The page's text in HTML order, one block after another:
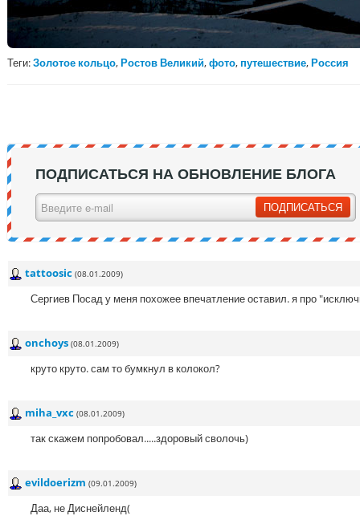
Теги:Золотое кольцо,Ростов Великий,фото,путешествие,Россия
ПОДПИСАТЬСЯ НА ОБНОВЛЕНИЕ БЛОГА
tattoosic (08.01.2009)
Сергиев Посад у меня похожее впечатление оставил. я про
onchoys (08.01.2009)
круто круто. сам то бумкнул в колокол?
miha_vxc (08.01.2009)
так скажем попробовал.....здоровый сволочь)
evildoerizm (09.01.2009)
Даа, не Диснейленд(